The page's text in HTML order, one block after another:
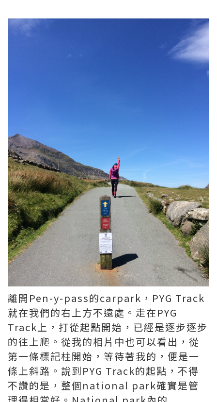
離開Pen-y-pass的carpark，PYG Track
就在我們的右上方不遠處。走在PYG
Track上，打從起點開始，已經是逐步逐步
的往上爬。從我的相片中也可以看出，從
第一條標記柱開始，等待著我的，便是一
條上斜路。說到PYG Track的起點，不得
不讚的是，整個national park確實是管